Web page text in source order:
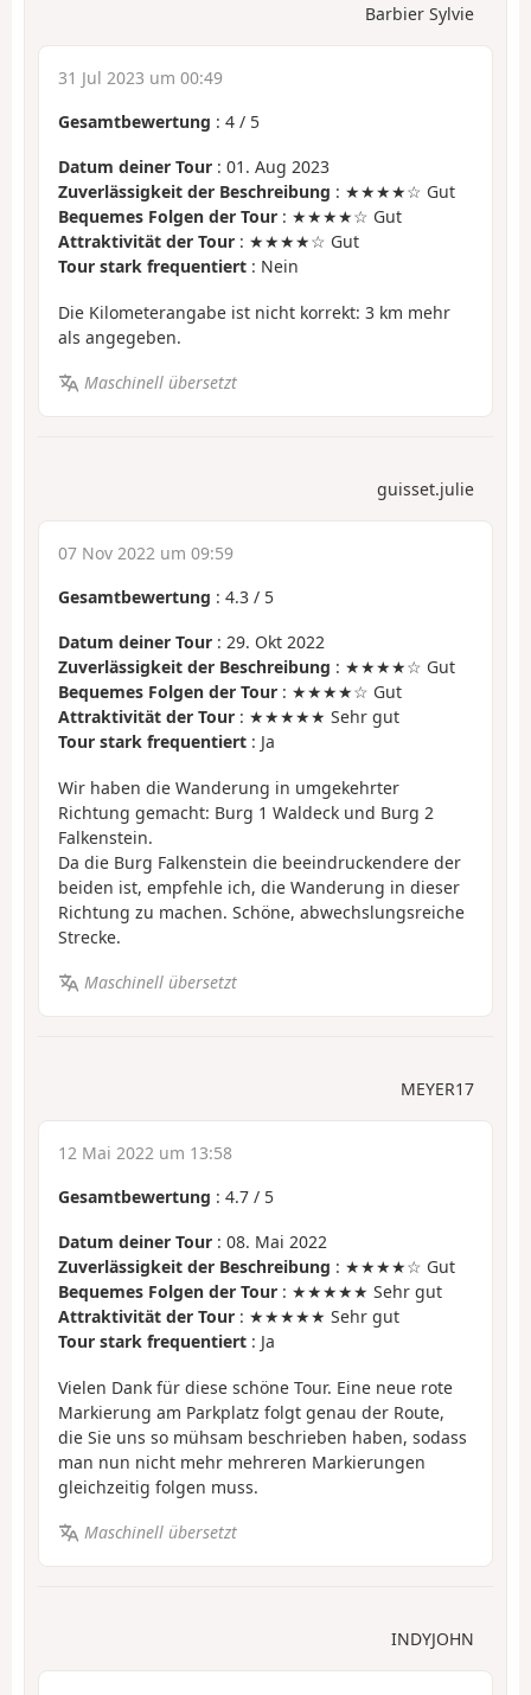
Barbier Sylvie
31 Jul 2023 um 00:49
Gesamtbewertung : 4 / 5
Datum deiner Tour : 01. Aug 2023
Zuverlässigkeit der Beschreibung : ★★★★☆ Gut
Bequemes Folgen der Tour : ★★★★☆ Gut
Attraktivität der Tour : ★★★★☆ Gut
Tour stark frequentiert : Nein
Die Kilometerangabe ist nicht korrekt: 3 km mehr
als angegeben.
Maschinell übersetzt
guisset.julie
07 Nov 2022 um 09:59
Gesamtbewertung : 4.3 / 5
Datum deiner Tour : 29. Okt 2022
Zuverlässigkeit der Beschreibung : ★★★★☆ Gut
Bequemes Folgen der Tour : ★★★★☆ Gut
Attraktivität der Tour : ★★★★★ Sehr gut
Tour stark frequentiert : Ja
Wir haben die Wanderung in umgekehrter
Richtung gemacht: Burg 1 Waldeck und Burg 2
Falkenstein.
Da die Burg Falkenstein die beeindruckendere der
beiden ist, empfehle ich, die Wanderung in dieser
Richtung zu machen. Schöne, abwechslungsreiche
Strecke.
Maschinell übersetzt
MEYER17
12 Mai 2022 um 13:58
Gesamtbewertung : 4.7 / 5
Datum deiner Tour : 08. Mai 2022
Zuverlässigkeit der Beschreibung : ★★★★☆ Gut
Bequemes Folgen der Tour : ★★★★★ Sehr gut
Attraktivität der Tour : ★★★★★ Sehr gut
Tour stark frequentiert : Ja
Vielen Dank für diese schöne Tour. Eine neue rote
Markierung am Parkplatz folgt genau der Route,
die Sie uns so mühsam beschrieben haben, sodass
man nun nicht mehr mehreren Markierungen
gleichzeitig folgen muss.
Maschinell übersetzt
INDYJOHN